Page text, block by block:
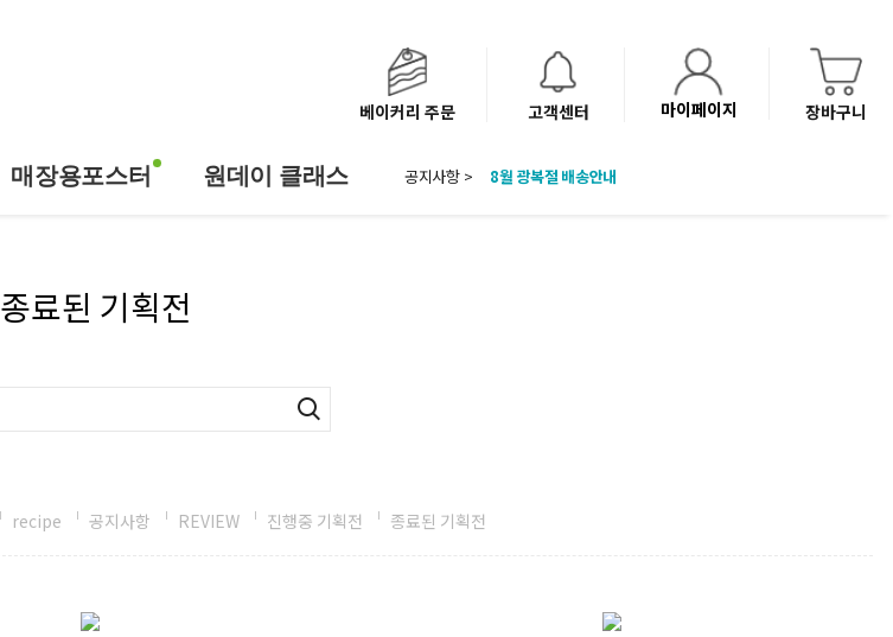
베이커리 주문 고객센터 마이페이지 장바구니
매장용포스터 원데이 클래스 공지사항 >
8월 광복절 배송안내
종료된 기획전
recipe 공지사항 REVIEW 진행중 기획전 종료된 기획전